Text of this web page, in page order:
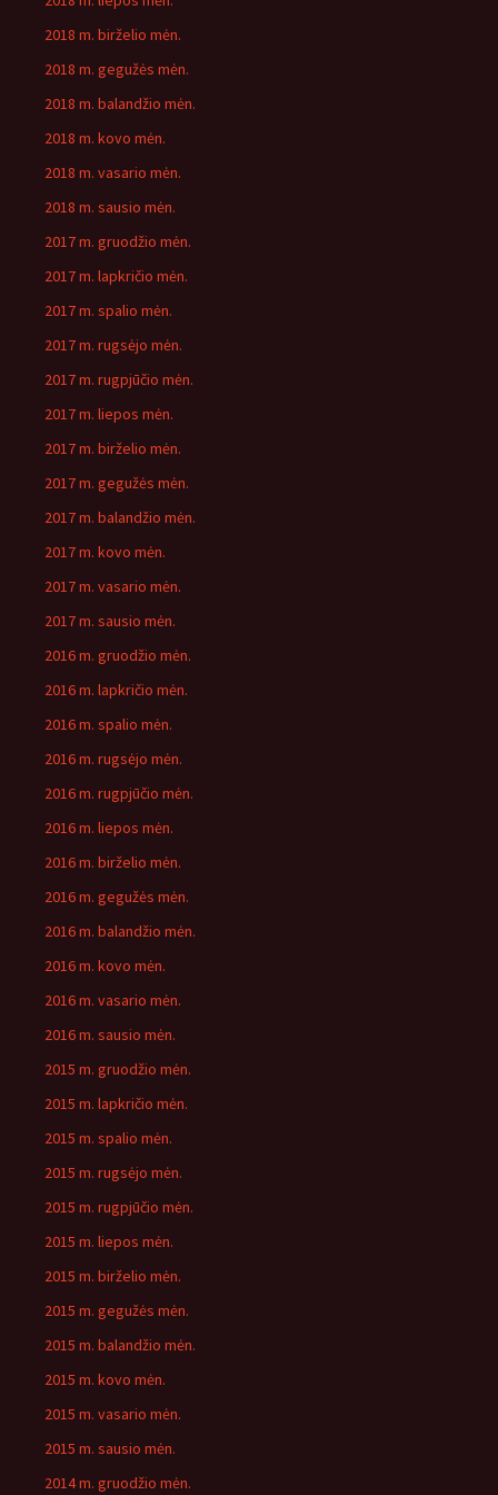
2018 m. birželio mėn.
2018 m. gegužės mėn.
2018 m. balandžio mėn.
2018 m. kovo mėn.
2018 m. vasario mėn.
2018 m. sausio mėn.
2017 m. gruodžio mėn.
2017 m. lapkričio mėn.
2017 m. spalio mėn.
2017 m. rugsėjo mėn.
2017 m. rugpjūčio mėn.
2017 m. liepos mėn.
2017 m. birželio mėn.
2017 m. gegužės mėn.
2017 m. balandžio mėn.
2017 m. kovo mėn.
2017 m. vasario mėn.
2017 m. sausio mėn.
2016 m. gruodžio mėn.
2016 m. lapkričio mėn.
2016 m. spalio mėn.
2016 m. rugsėjo mėn.
2016 m. rugpjūčio mėn.
2016 m. liepos mėn.
2016 m. birželio mėn.
2016 m. gegužės mėn.
2016 m. balandžio mėn.
2016 m. kovo mėn.
2016 m. vasario mėn.
2016 m. sausio mėn.
2015 m. gruodžio mėn.
2015 m. lapkričio mėn.
2015 m. spalio mėn.
2015 m. rugsėjo mėn.
2015 m. rugpjūčio mėn.
2015 m. liepos mėn.
2015 m. birželio mėn.
2015 m. gegužės mėn.
2015 m. balandžio mėn.
2015 m. kovo mėn.
2015 m. vasario mėn.
2015 m. sausio mėn.
2014 m. gruodžio mėn.